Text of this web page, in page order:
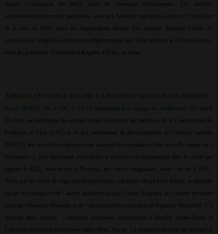
depuis l’occupation du M23, subit de nouveaux déplacements. Les activités
socioéconomiques restent paralysées, avec des habitants regroupés autour de l’hôpital et
de la base de MSF, selon les organisations locales. Ces combats illustrent l’échec du
cessez-le-feu, malgré les déclarations diplomatiques lors de la réunion, le 18 mars dernier,
entre les présidents Tshisekedi et Kagame à Doha, au Qatar.
. Ce mardi
25 mars, au lendemain du sommet virtuel réunissant les membres de la Communauté de
l’Afrique de l’Est (EAC) et de la Communauté de développement de l’Afrique australe
(SADC), les deux blocs régionaux ont annoncé la nomination d’une nouvelle équipe de «
facilitateurs », plus importante, pour mener le processus de négociations dans le conflit qui
oppose le M23, soutenu par le Rwanda, aux forces congolaises, dans l’est de la RDC.
Alors que les séries de négociations précédentes ont toutes abouti à des échecs, la nouvelle
équipe est composée de l’ancien président kényan Uhuru Kenyatta, de l’ancien président
nigérian Olusegun Obasanjo et de l’ancien président sud-africain Kgalema Motlanthe. S’y
ajoutent deux femmes : l’ancienne présidente centrafricaine Catherine Samba-Panza et
l’ancienne présidente éthiopienne Sahle-Work Zewde. Ce remaniement avait été annoncé le